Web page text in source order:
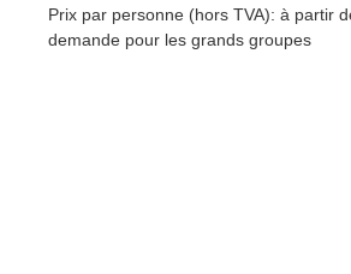
Prix par personne (hors TVA): à partir
demande pour les grands groupes